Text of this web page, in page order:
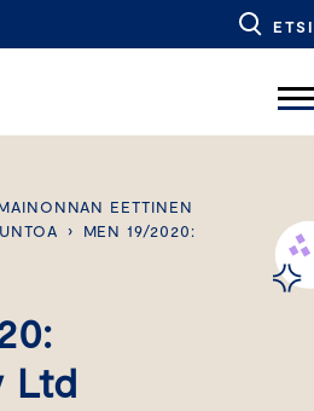
ETSI
EETTINEN
›
MEN 19/2020:
Ltd